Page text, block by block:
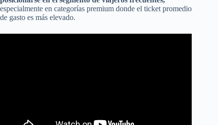
especialmente en categorías premium donde el ticket promedio
de gasto es más elevado.